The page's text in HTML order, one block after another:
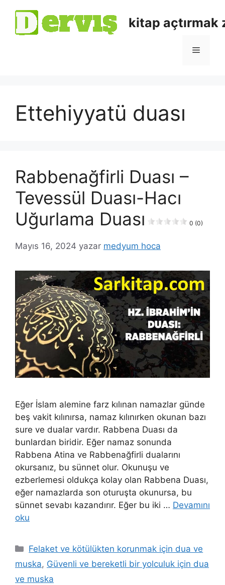
kitap açtırmak
Ettehiyyatü duası
Rabbenağfirli Duası –
Tevessül Duası-Hacı
Uğurlama Duası
0 (0)
Mayıs 16, 2024 yazar medyum hoca
Eğer İslam alemine farz kılınan namazlar günde
beş vakit kılınırsa, namaz kılınırken okunan bazı
sure ve dualar vardır. Rabbena Duası da
bunlardan biridir. Eğer namaz sonunda
Rabbena Atina ve Rabbenağfirli dualarını
okursanız, bu sünnet olur. Okunuşu ve
ezberlemesi oldukça kolay olan Rabbena Duası,
eğer namazlarda son oturuşta okunursa, bu
sünnet sevabı kazandırır. Eğer bu iki … Devamını
oku
Felaket ve kötülükten korunmak için dua ve
muska, Güvenli ve bereketli bir yolculuk için dua
ve muska